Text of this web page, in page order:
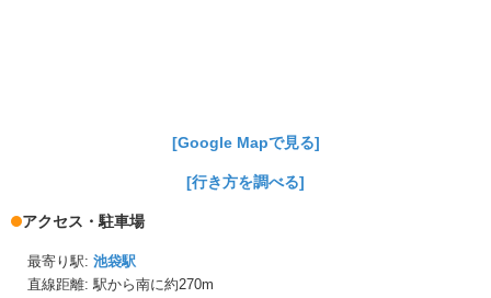
[Google Mapで見る]
[行き方を調べる]
アクセス・駐車場
最寄り駅: 池袋駅
直線距離: 駅から南に約270m